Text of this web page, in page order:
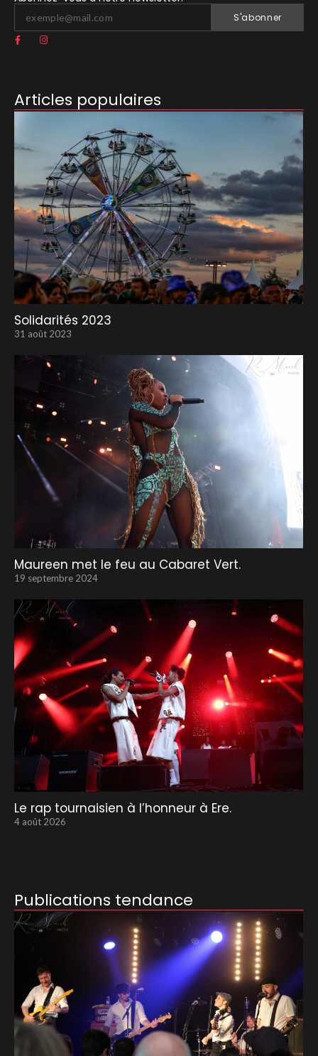
S'abonner
Articles populaires
Solidarités 2023
31 août 2023
Maureen met le feu au Cabaret Vert.
19 septembre 2024
Le rap tournaisien à l’honneur à Ere.
4 août 2026
Publications tendance